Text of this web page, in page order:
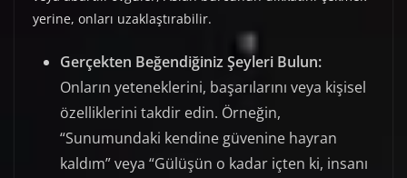
yerine, onları uzaklaştırabilir.
Gerçekten Beğendiğiniz Şeyleri Bulun:
Onların yeteneklerini, başarılarını veya kişisel
özelliklerini takdir edin. Örneğin,
“Sunumundaki kendine güvenine hayran
kaldım” veya “Gülüşün o kadar içten ki, insanı